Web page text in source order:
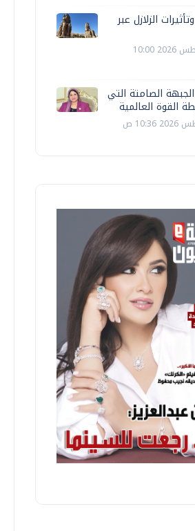
الزلازل عبر
الأربعاء، 05 اغسطس 2026 10:00
الجبهة الصامتة التي
القوة العالمية